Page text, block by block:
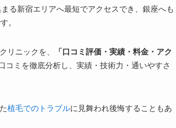
る新宿エリアへ最短でアクセスでき、銀座へも
。
リニックを、
「口コミ評価・実績・料金・アク
ミを徹底分析し、実績・技術力・通いやすさ
植毛でのトラブルに見舞われ後悔することもあ